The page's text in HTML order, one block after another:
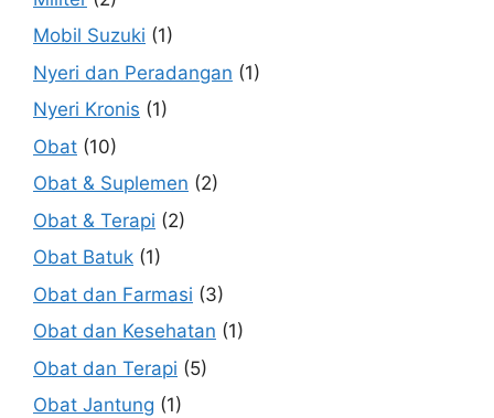
Mobil Suzuki (1)
Nyeri dan Peradangan (1)
Nyeri Kronis (1)
Obat (10)
Obat & Suplemen (2)
Obat & Terapi (2)
Obat Batuk (1)
Obat dan Farmasi (3)
Obat dan Kesehatan (1)
Obat dan Terapi (5)
Obat Jantung (1)